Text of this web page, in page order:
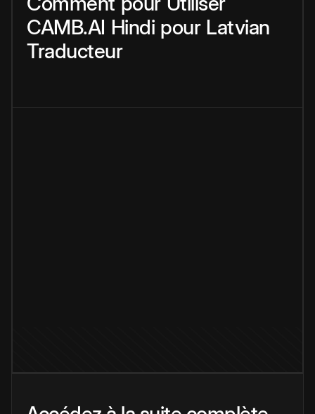
CAMB.AI Hindi pour Latvian
Traducteur